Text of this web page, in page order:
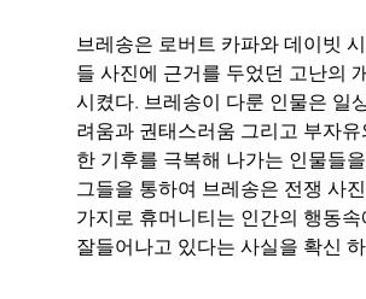
브레송은 로버트 카파와 데이빗
들 사진에 근거를 두었던 고난의
시켰다. 브레송이 다룬 인물은 일
려움과 권태스러움 그리고 부자유
한 기후를 극복해 나가는 인물들
그들을 통하여 브레송은 전쟁 사
가지로 휴머니티는 인간의 행동
잘들어나고 있다는 사실을 확신